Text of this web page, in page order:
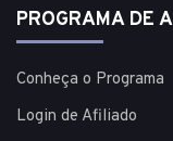
PROGRAMA DE
Conheça o Programa
Login de Afiliado